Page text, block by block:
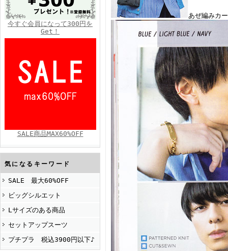
FINEBOYS2025年4月号
今すぐ会員になって300円を
Get！
SALE商品MAX60%OFF
気になるキーワード
SALE 最大60%OFF
ビッグシルエット
Lサイズのある商品
セットアップスーツ
プチプラ 税込3900円以下♪
あぜ編みカ